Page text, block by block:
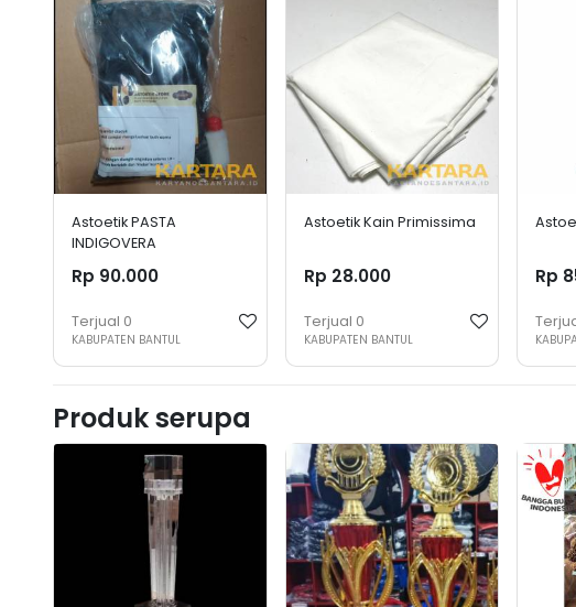
Astoetik PASTA
INDIGOVERA
Rp 90.000
Terjual 0
KABUPATEN BANTUL
Astoetik Kain Primissima
Rp 28.000
Terjual 0
KABUPATEN BANTUL
Rp
Produk serupa